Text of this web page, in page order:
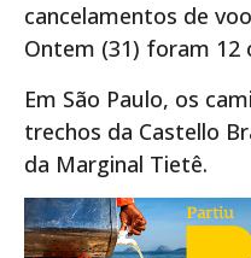
cancelamentos de
Ontem (31) foram 12
Em São Paulo, os
trechos da Castello
da Marginal Tietê.